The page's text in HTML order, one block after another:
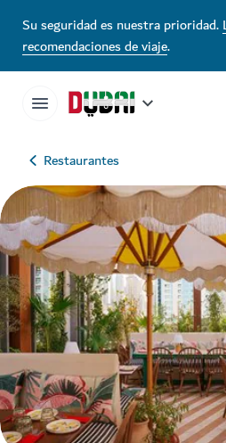
Su seguridad es nuestra prioridad.
recomendaciones de viaje.
Restaurantes